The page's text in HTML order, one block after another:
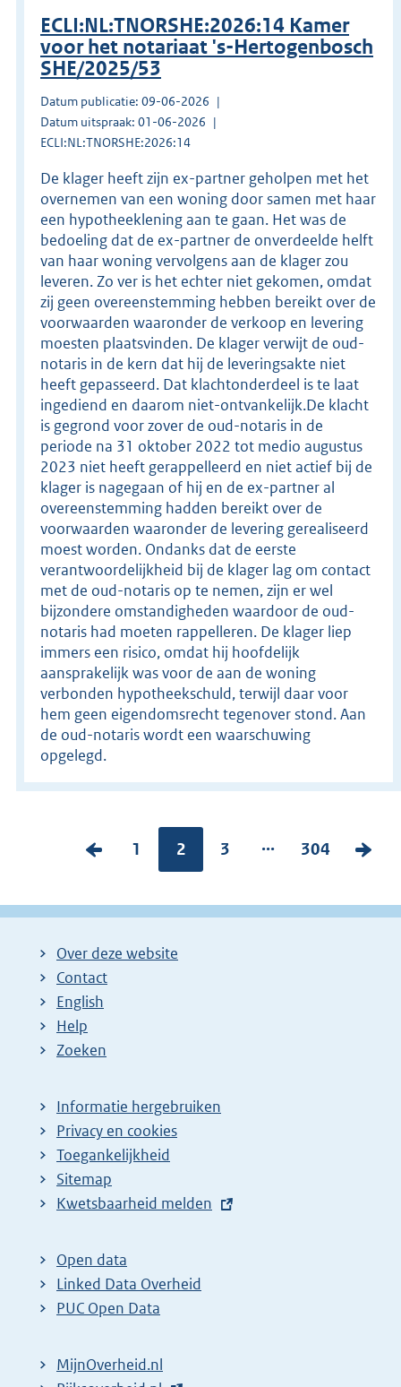
ECLI:NL:TNORSHE:2026:14 Kamer
voor het notariaat 's-Hertogenbosch
SHE/2025/53
Datum publicatie: 09-06-2026
Datum uitspraak: 01-06-2026
ECLI:NL:TNORSHE:2026:14
De klager heeft zijn ex-partner geholpen met het
overnemen van een woning door samen met haar
een hypotheeklening aan te gaan. Het was de
bedoeling dat de ex-partner de onverdeelde helft
van haar woning vervolgens aan de klager zou
leveren. Zo ver is het echter niet gekomen, omdat
zij geen overeenstemming hebben bereikt over de
voorwaarden waaronder de verkoop en levering
moesten plaatsvinden. De klager verwijt de oud-
notaris in de kern dat hij de leveringsakte niet
heeft gepasseerd. Dat klachtonderdeel is te laat
ingediend en daarom niet-ontvankelijk.De klacht
is gegrond voor zover de oud-notaris in de
periode na 31 oktober 2022 tot medio augustus
2023 niet heeft gerappelleerd en niet actief bij de
klager is nagegaan of hij en de ex-partner al
overeenstemming hadden bereikt over de
voorwaarden waaronder de levering gerealiseerd
moest worden. Ondanks dat de eerste
verantwoordelijkheid bij de klager lag om contact
met de oud-notaris op te nemen, zijn er wel
bijzondere omstandigheden waardoor de oud-
notaris had moeten rappelleren. De klager liep
immers een risico, omdat hij hoofdelijk
aansprakelijk was voor de aan de woning
verbonden hypotheekschuld, terwijl daar voor
hem geen eigendomsrecht tegenover stond. Aan
de oud-notaris wordt een waarschuwing
opgelegd.
V
r
g
e
p
g
n
a
z
o
k
r
e
u
P
g
n
1 Pagina:
2
P
g
3 ...
P
g
304
V
l
Over deze website
Contact
English
Help
Zoeken
Informatie hergebruiken
Privacy en cookies
Toegankelijkheid
Sitemap
E
t
e
r
l
Kwetsbaarheid melden
Open data
Linked Data Overheid
PUC Open Data
MijnOverheid.nl